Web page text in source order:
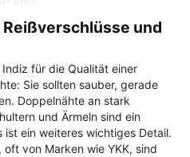
und
für die Qualität einer
Sie sollten sauber, gerade
Doppelnähte an stark
und Ärmeln sind ein
ist ein weiteres wichtiges Detail.
von Marken wie YKK, sind